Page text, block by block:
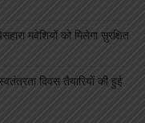
मवेशियों को मिलेगा सुरक्षित
दिवस तैयारियों की हुई